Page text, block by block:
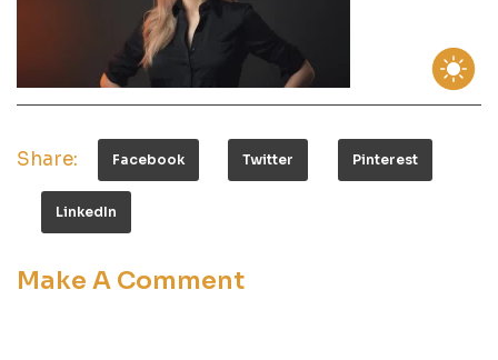
Share: Facebook Twitter Pinterest
LinkedIn
Make A Comment